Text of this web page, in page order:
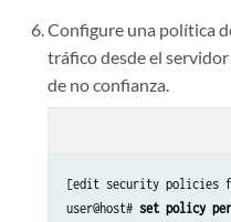
Configure una política
tráfico desde el servidor
de no confianza.
[edit security policies
user@host# set policy